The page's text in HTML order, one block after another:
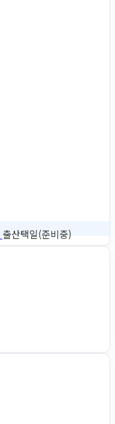
출산택일(준비중)